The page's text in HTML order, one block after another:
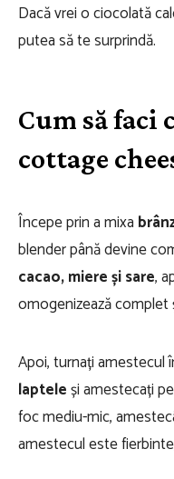
Dacă vrei o ciocolată
putea să te surprindă.
Cum să faci
cottage
Începe prin a mixa
blender până devine
cacao, miere și sare,
omogenizează complet
Apoi, turnați amestecul
lapteleși amestecați
foc mediu-mic,
amestecul este